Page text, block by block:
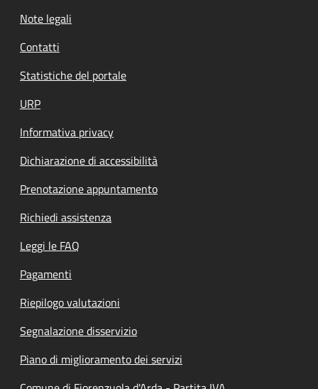
Note legali
Contatti
Statistiche del portale
URP
Informativa privacy
Dichiarazione di accessibilità
Prenotazione appuntamento
Richiedi assistenza
Leggi le FAQ
Pagamenti
Riepilogo valutazioni
Segnalazione disservizio
Piano di miglioramento dei servizi